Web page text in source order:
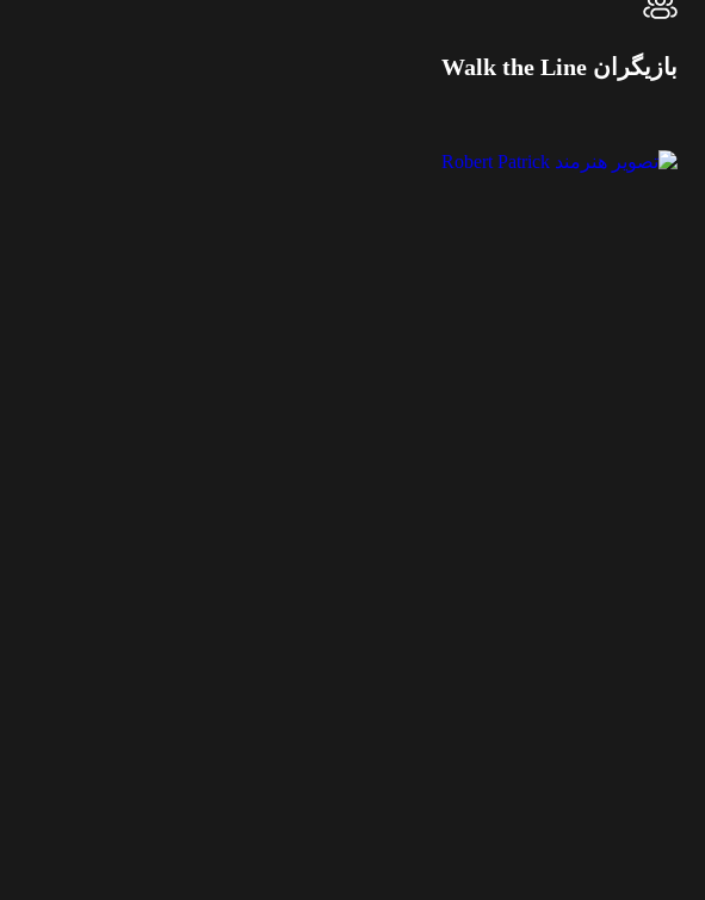
بازیگران Walk the Line